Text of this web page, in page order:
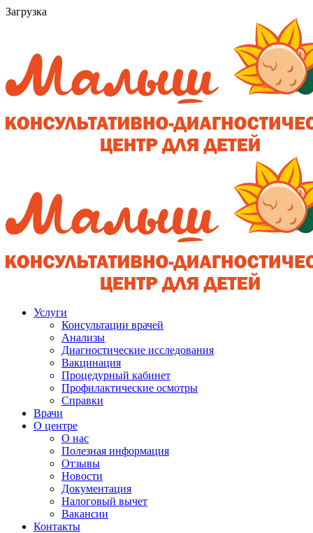
Загрузка
Услуги
Консультации врачей
Анализы
Диагностические исследования
Вакцинация
Процедурный кабинет
Профилактические осмотры
Справки
Врачи
О центре
О нас
Полезная информация
Отзывы
Новости
Документация
Налоговый вычет
Вакансии
Контакты